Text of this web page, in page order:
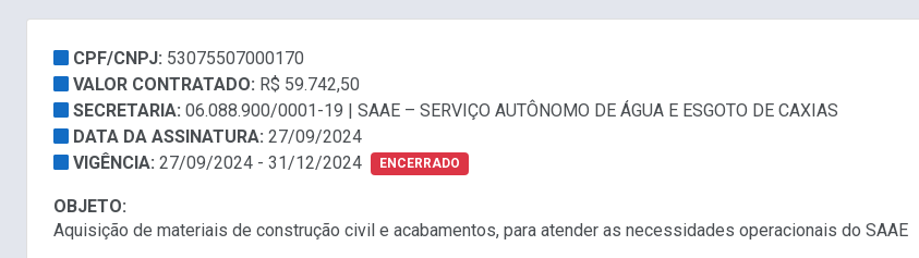
CPF/CNPJ: 53075507000170
VALOR CONTRATADO: R$ 59.742,50
SECRETARIA: 06.088.900/0001-19 | SAAE – SERVIÇO AUTÔNOMO DE ÁGUA E ESGOTO DE CAXIAS
DATA DA ASSINATURA: 27/09/2024
VIGÊNCIA: 27/09/2024 - 31/12/2024 ENCERRADO
OBJETO:
Aquisição de materiais de construção civil e acabamentos, para atender as necessidades operacionais do SAAE